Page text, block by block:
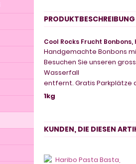
PRODUKTBESCHREIBUNG
Cool Rocks Frucht
Handgemachte Bonbons
Besuchen Sie unseren
Wasserfall
entfernt. Gratis Parkplätze
1kg
KUNDEN, DIE DIESEN